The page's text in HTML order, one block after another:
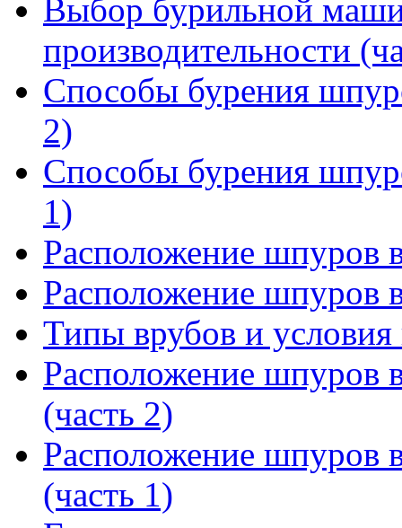
Выбор бурильной
производительности
Способы бурения
2)
Способы бурения
1)
Расположение шпуров
Расположение шпуров
Типы врубов и
Расположение шпуров
(часть 2)
Расположение шпуров
(часть 1)